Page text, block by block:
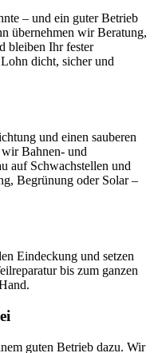
– und ein guter Betrieb
übernehmen wir Beratung,
bleiben Ihr fester
dicht, sicher und
und einen sauberen
Bahnen- und
auf Schwachstellen und
Begrünung oder Solar –
Eindeckung und setzen
bis zum ganzen
guten Betrieb dazu. Wir